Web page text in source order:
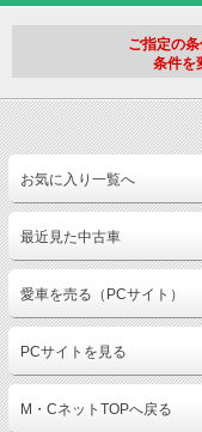
ご指定の
条件を
お気に入り一覧へ
最近見た中古車
愛車を売る（PCサイト）
PCサイトを見る
M・CネットTOPへ戻る